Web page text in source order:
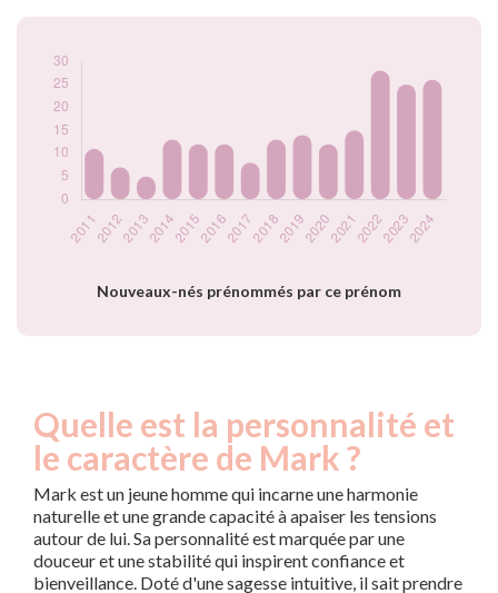
Nouveaux-nés prénommés par ce prénom
Popularité du
prénom Mark par
2021
2023
2024
26
Quelle est la personnalité et
le caractère de Mark ?
Mark est un jeune homme qui incarne une harmonie
naturelle et une grande capacité à apaiser les tensions
autour de lui. Sa personnalité est marquée par une
douceur et une stabilité qui inspirent confiance et
bienveillance. Doté d'une sagesse intuitive, il sait prendre